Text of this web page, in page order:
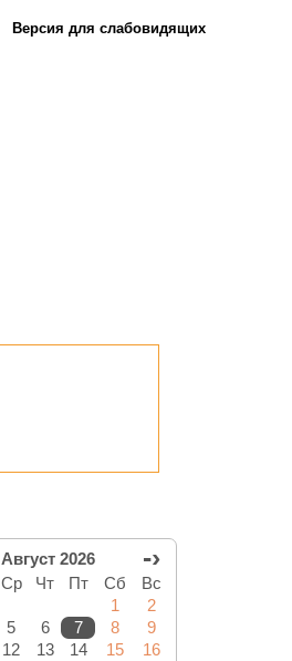
Версия для слабовидящих
Август 2026 -›
Ср Чт Пт Сб
Вс
1
2
5 6 7 8
9
12 13 14 15
16